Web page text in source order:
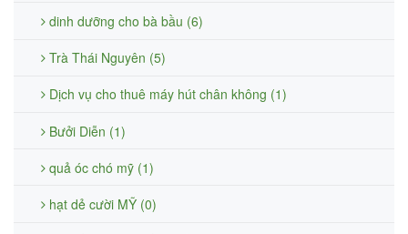
dinh dưỡng cho bà bầu (6)
Trà Thái Nguyên (5)
Dịch vụ cho thuê máy hút chân không (1)
Bưởi Diễn (1)
quả óc chó mỹ (1)
hạt dẻ cười MỸ (0)